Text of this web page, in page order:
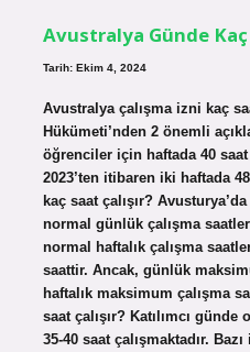
Avustralya Günde Kaç
Tarih: Ekim 4, 2024
Avustralya çalışma izni kaç
Hükümeti’nden 2 önemli
öğrenciler için haftada 40
2023’ten itibaren iki haftada
kaç saat çalışır?
normal günlük çalışma
normal haftalık çalışma
saattir. Ancak, günlük
haftalık maksimum çalışma
saat çalışır? Katılımcı
35-40 saat çalışmaktadır.